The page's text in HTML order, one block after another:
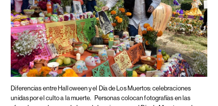
Diferencias entre Halloween y el Día de Los Muertos: celebraciones
unidas por el culto a la muerte. Personas colocan fotografías en las